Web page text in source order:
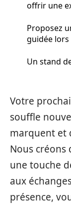
offrir une
Proposez
guidée lors
Un stand
Votre
souffle
marquent et
Nous créons
une touche
aux
présence,